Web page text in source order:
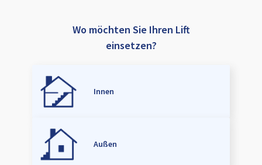
Wo möchten Sie Ihren Lift
einsetzen?
Innen
Außen